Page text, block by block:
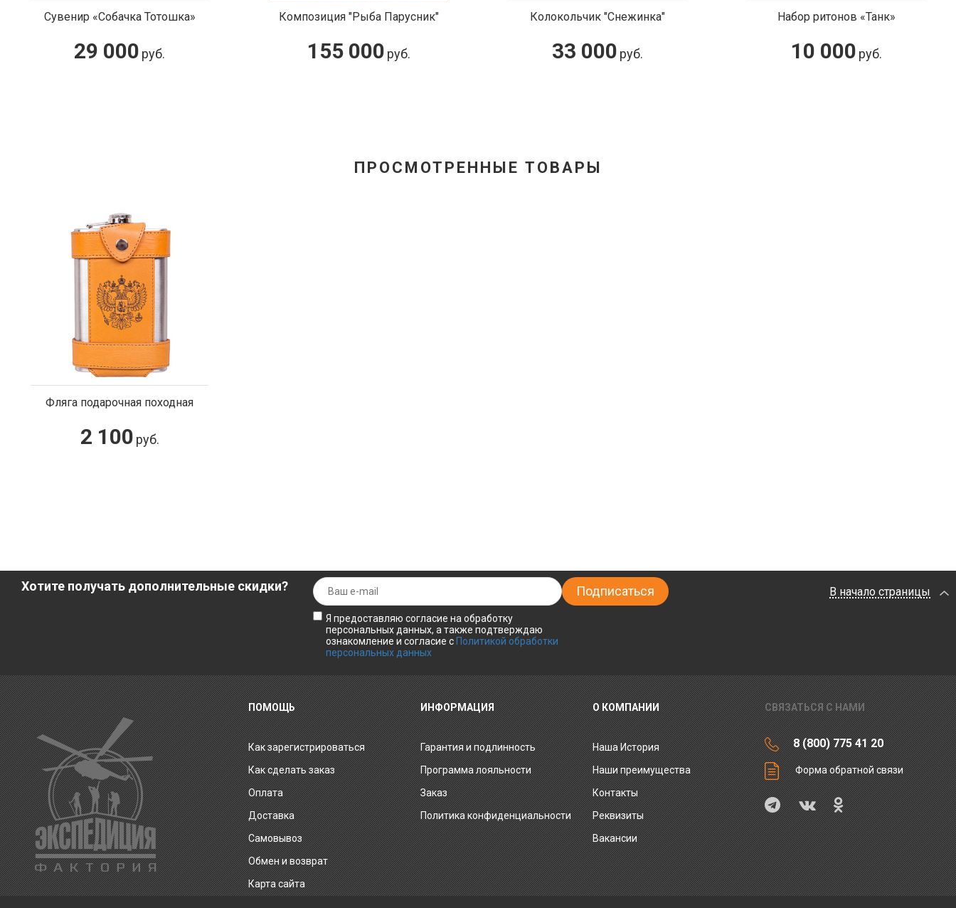
Сувенир «Собачка Тотошка»
29 000 руб.
Композиция "Рыба Парусник"
155 000 руб.
Колокольчик "Снежинка"
33 000 руб.
Набор ритонов «Танк»
10 000 руб.
ПРОСМОТРЕННЫЕ ТОВАРЫ
Фляга подарочная походная
2 100 руб.
Хотите получать дополнительные скидки?
Я предоставляю согласие на обработку
персональных данных, а также подтверждаю
ознакомление и согласие с Политикой обработки
персональных данных
В начало страницы
ПОМОЩЬ
Как зарегистрироваться
Как сделать заказ
Оплата
Доставка
Самовывоз
Обмен и возврат
Карта сайта
ИНФОРМАЦИЯ
Гарантия и подлинность
Программа лояльности
Заказ
Политика конфиденциальности
О КОМПАНИИ
Наша История
Наши преимущества
Контакты
Реквизиты
Вакансии
СВЯЗАТЬСЯ С НАМИ
8 (800) 775 41 20
Форма обратной связи